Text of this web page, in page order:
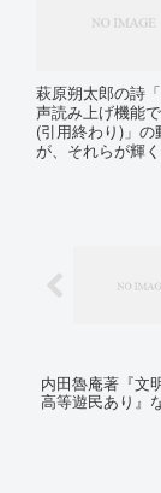
萩原朔太郎の詩
声読み上げ機能
(引用終わり)」
が、それらが輝
内田魯庵著『文
高等遊民あり』